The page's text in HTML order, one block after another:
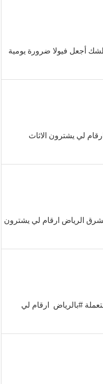
أجعل فيولا ضرورة يومية
لي يشترون الاثاث
الرياض ارقام لي يشترون
#بالرياض ارقام لي